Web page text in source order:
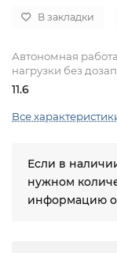
В закладки
Автономная
нагрузки без
11.6
Все
Если в
нужном
информацию о